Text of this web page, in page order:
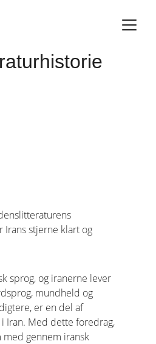
Irans stjerne klart og
sprog, og iranerne lever
mundheld og
er en del af
Iran. Med dette foredrag,
gennem iransk